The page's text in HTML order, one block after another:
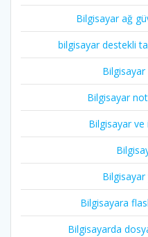
Bilgisayar ağ
bilgisayar destekli
Bilgisayar
Bilgisayar
Bilgisayar
Bilgisayar
Bilgisayara
Bilgisayarda